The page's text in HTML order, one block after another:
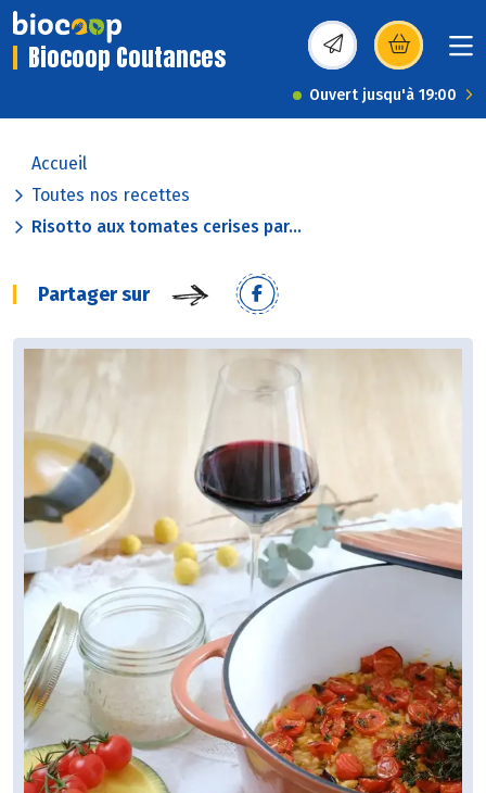
Biocoop Coutances (s’ouvre dans une
Ouvert jusqu'à 19:00
Accueil
Toutes nos recettes
Risotto aux tomates cerises par...
Partager sur